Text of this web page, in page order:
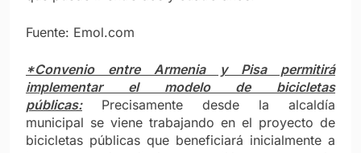
Fuente: Emol.com
*Convenio entre Armenia y Pisa permitirá
implementar el modelo de bicicletas
públicas:Precisamente desde la alcaldía
municipal se viene trabajando en el proyecto de
bicicletas públicas que beneficiará inicialmente a